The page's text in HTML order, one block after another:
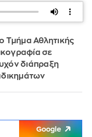
Τμήμα Αθλητικής
σε
διάπραξη
Google